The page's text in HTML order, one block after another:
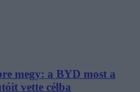
megy: a BYD most a
vette célba